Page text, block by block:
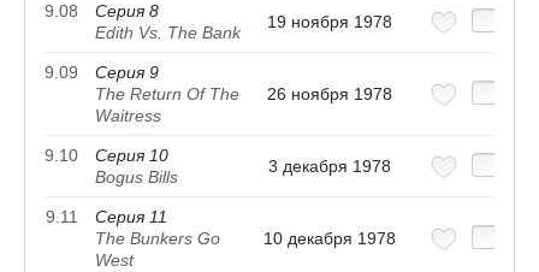
9.08
Серия 8
Edith Vs. The Bank
19 ноября 1978
9.09
Серия 9
The Return Of The
Waitress
26 ноября 1978
9.10
Серия 10
Bogus Bills
3 декабря 1978
9.11
Серия 11
The Bunkers Go
West
10 декабря 1978